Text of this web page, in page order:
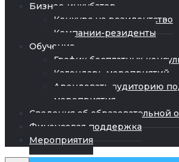
Бизнес-инкубатор
Конкурс на резидентство
Компании-резиденты
Обучение
График бесплатных
Календарь мероприятий
Арендовать аудиторию
мероприятия
Сведения об образовательной
Финансовая поддержка
Мероприятия